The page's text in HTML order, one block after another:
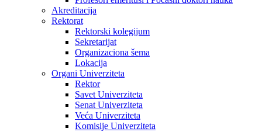
Akreditacija
Rektorat
Rektorski kolegijum
Sekretarijat
Organizaciona šema
Lokacija
Organi Univerziteta
Rektor
Savet Univerziteta
Senat Univerziteta
Veća Univerziteta
Komisije Univerziteta